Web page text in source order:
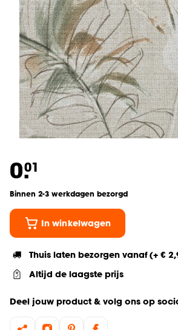
0.01
Binnen 2-3 werkdagen bezorgd
In winkelwagen
Thuis laten bezorgen vanaf (+ €
Altijd de laagste prijs
Deel jouw product & volg ons op